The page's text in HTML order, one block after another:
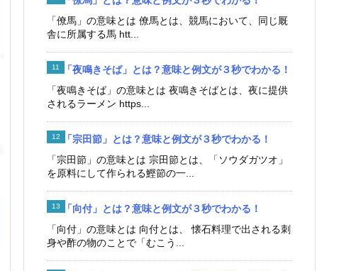
「僚馬」の意味とは 僚馬とは、競馬において、同じ厩
舎に所属する馬 htt...
「夜鳴きそば」とは？意味と例文が３秒でわかる！
「夜鳴きそば」の意味とは 夜鳴きそばとは、夜に提供
されるラーメン https...
「宗田節」とは？意味と例文が３秒でわかる！
「宗田節」の意味とは 宗田節とは、「ソウダガツオ」
を原料にして作られる鰹節の一...
「向付」とは？意味と例文が３秒でわかる！
「向付」の意味とは 向付とは、 懐石料理で出される刺
身や酢の物のことで「むこう...